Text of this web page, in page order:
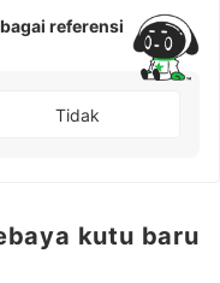
referensi
Tidak
kutu baru